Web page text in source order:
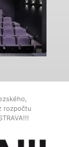
rozpočtu